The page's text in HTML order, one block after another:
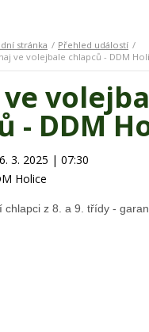
stránka
Přehled událostí
ve volejbale chlapců - DDM
- DDM
3. 2025 | 07:30
Holice
chlapci z 8. a 9. třídy -